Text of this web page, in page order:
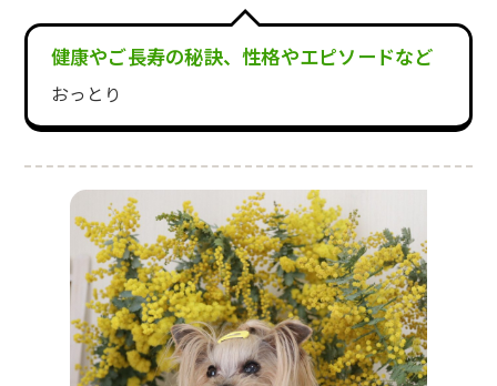
健康やご長寿の秘訣、性格やエピソードなど
おっとり